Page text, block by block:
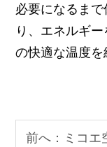
必要になるま
り、エネルギ
の快適な温度を
前へ： ミコエ空気源